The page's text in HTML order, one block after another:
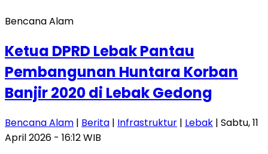
Bencana Alam
Ketua DPRD Lebak Pantau
Pembangunan Huntara Korban
Banjir 2020 di Lebak Gedong
Bencana Alam | Berita | Infrastruktur | Lebak | Sabtu, 11
April 2026 - 16:12 WIB